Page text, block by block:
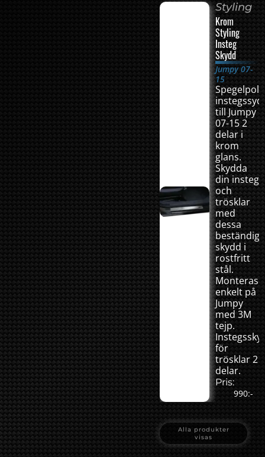
Styling
Krom
Styling
Insteg
Skydd
Jumpy 07-
15
till Jumpy
07-15 2
delar i
krom
glans.
Skydda
din insteg
och
trösklar
med
dessa
beständiga
skydd i
rostfritt
stål.
Monteras
enkelt på
Jumpy
med 3M
tejp.
för
trösklar 2
delar.
Pris:
990:-
Alla produkter
visas